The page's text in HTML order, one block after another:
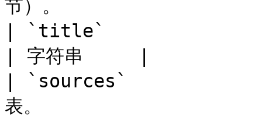
节）。
| `title`
| 字符串     |
| `sources`
表。